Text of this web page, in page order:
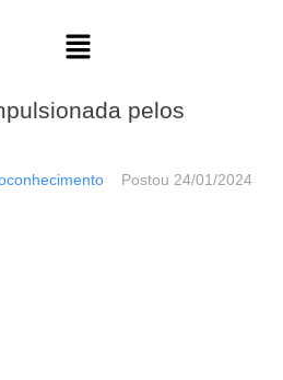
pelos
Postou 24/01/2024